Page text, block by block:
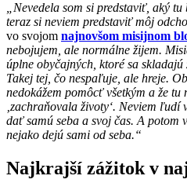
„Nevedela som si predstaviť, aký
teraz si neviem predstaviť môj
vo svojom najnovšom misijnom
nebojujem, ale normálne žijem.
úplne obyčajných, ktoré sa
Takej tej, čo nespaľuje, ale hreje.
nedokážem pomôcť všetkým a že tu
‚zachraňovala životy‘. Neviem ľudí
dať samú seba a svoj čas. A potom
nejako dejú sami od seba.“
Najkrajší zážitok v